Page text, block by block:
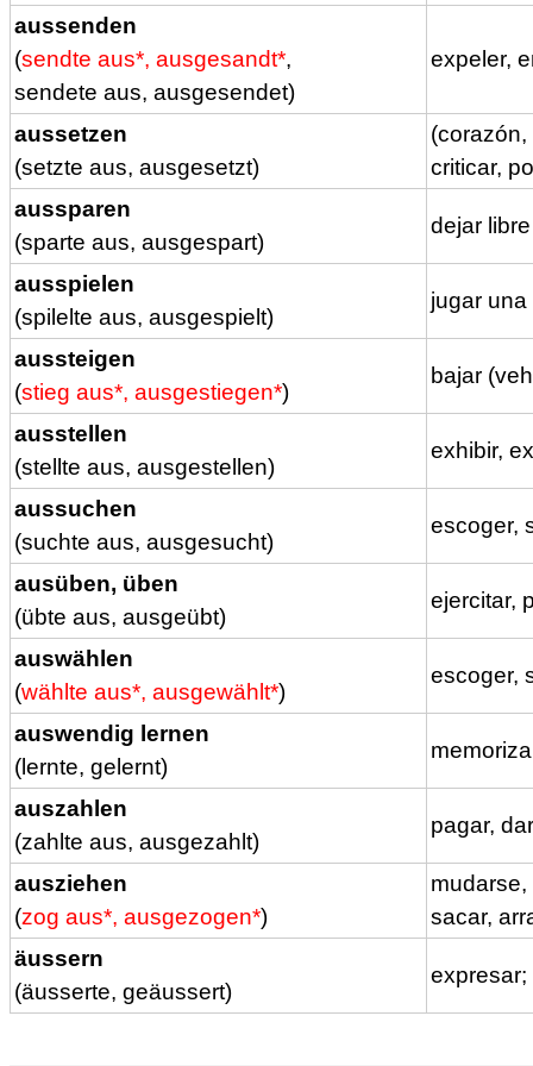
aussenden
(sendte aus*, ausgesandt*,
sendete aus, ausgesendet)
expeler,
aussetzen
(setzte aus, ausgesetzt)
criticar,
aussparen
(sparte aus, ausgespart)
dejar
ausspielen
(spilelte aus, ausgespielt)
jugar una
aussteigen
(stieg aus*, ausgestiegen*)
bajar
ausstellen
(stellte aus, ausgestellen)
exhibir,
aussuchen
(suchte aus, ausgesucht)
escoger,
ausüben, üben
(übte aus, ausgeübt)
ejercitar,
auswählen
(wählte aus*, ausgewählt*)
escoger,
auswendig lernen
(lernte, gelernt)
auszahlen
(zahlte aus, ausgezahlt)
pagar,
ausziehen
(zog aus*, ausgezogen*)
sacar,
äussern
(äusserte, geäussert)
expresar;